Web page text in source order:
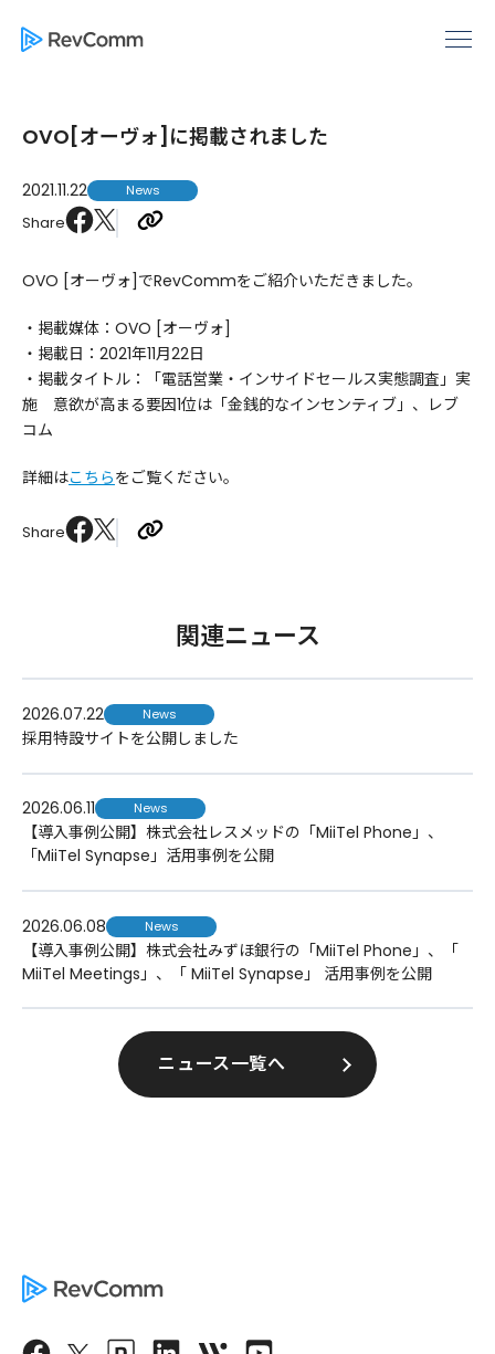
OVO[オーヴォ]に掲載されました
2021.11.22 News
Share
OVO [オーヴォ]でRevCommをご紹介いただきました。
・掲載媒体：OVO [オーヴォ]
・掲載日：2021年11月22日
・掲載タイトル：「電話営業・インサイドセールス実態調査」実
施 意欲が高まる要因1位は「金銭的なインセンティブ」、レブ
コム
詳細はこちらをご覧ください。
Share
関連ニュース
2026.07.22 News
採用特設サイトを公開しました
2026.06.11 News
【導入事例公開】株式会社レスメッドの「MiiTel Phone」、
「MiiTel Synapse」活用事例を公開
2026.06.08 News
【導入事例公開】株式会社みずほ銀行の「MiiTel Phone」、「
MiiTel Meetings」、「 MiiTel Synapse」 活用事例を公開
ニュース一覧へ